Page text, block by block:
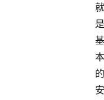
就
是
基
本
的
安